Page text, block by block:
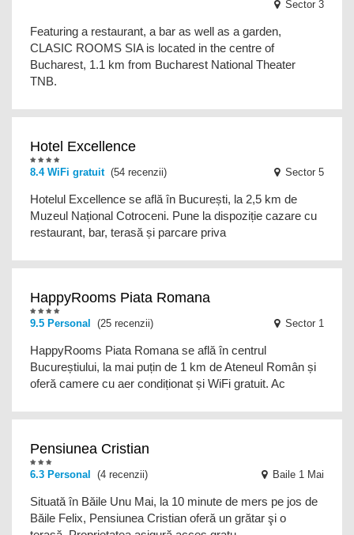
Sector 3
Featuring a restaurant, a bar as well as a garden,
CLASIC ROOMS SIA is located in the centre of
Bucharest, 1.1 km from Bucharest National Theater
TNB.
Hotel Excellence
8.4 WiFi gratuit(54 recenzii) Sector 5
Hotelul Excellence se află în București, la 2,5 km de
Muzeul Național Cotroceni. Pune la dispoziție cazare cu
restaurant, bar, terasă și parcare priva
HappyRooms Piata Romana
9.5 Personal (25 recenzii) Sector 1
HappyRooms Piata Romana se află în centrul
Bucureștiului, la mai puțin de 1 km de Ateneul Român și
oferă camere cu aer condiționat și WiFi gratuit. Ac
Pensiunea Cristian
6.3 Personal (4 recenzii) Baile 1 Mai
Situată în Băile Unu Mai, la 10 minute de mers pe jos de
Băile Felix, Pensiunea Cristian oferă un grătar şi o